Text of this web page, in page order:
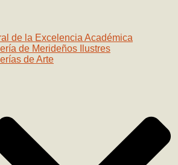
de la Excelencia Académica
de Merideños Ilustres
de Arte